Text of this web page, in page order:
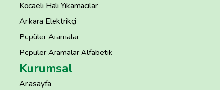
Kocaeli Halı Yıkamacılar
Ankara Elektrikçi
Popüler Aramalar
Popüler Aramalar Alfabetik
Kurumsal
Anasayfa